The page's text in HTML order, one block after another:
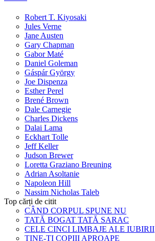
Robert T. Kiyosaki
Jules Verne
Jane Austen
Gary Chapman
Gabor Maté
Daniel Goleman
Gáspár György
Joe Dispenza
Esther Perel
Brené Brown
Dale Carnegie
Charles Dickens
Dalai Lama
Eckhart Tolle
Jeff Keller
Judson Brewer
Loretta Graziano Breuning
Adrian Asoltanie
Napoleon Hill
Nassim Nicholas Taleb
Top cărți de citit
CÂND CORPUL SPUNE NU
TATĂ BOGAT TATĂ SARAC
CELE CINCI LIMBAJE ALE IUBIRII
ȚINE-ȚI COPIII APROAPE